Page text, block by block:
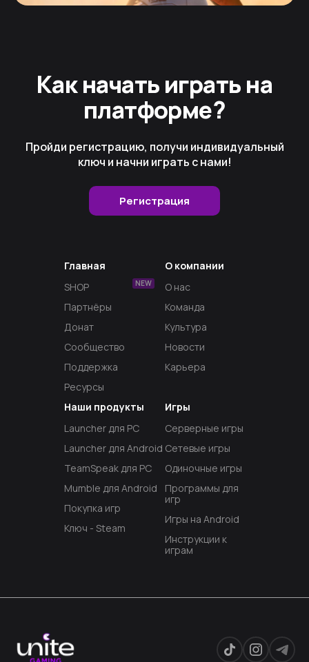
Как начать играть на
платформе?
Пройди регистрацию, получи индивидуальный
ключ и начни играть с нами!
Регистрация
Главная
SHOP
NEW
Партнёры
Донат
Сообщество
Поддержка
Ресурсы
Наши продукты
Launcher для PC
Launcher для Android
TeamSpeak для PC
Mumble для Android
Покупка игр
Ключ - Steam
Игры
Серверные игры
Сетевые игры
Одиночные игры
Программы для
игр
Игры на Android
Инструкции к
играм
О компании
О нас
Команда
Культура
Новости
Карьера